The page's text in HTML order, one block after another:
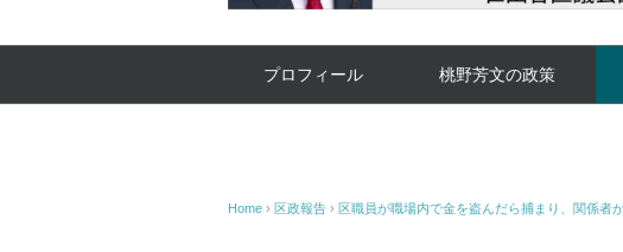
プロフィール 桃野芳文の政策
Home › 区政報告 › 区職員が職場内で金を盗んだら捕まり、関係者